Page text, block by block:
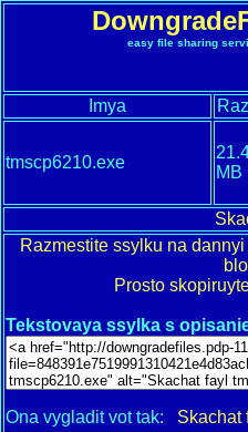
easy file sharing
Imya
tmscp6210.exe
MB
Razmestite ssylku na
Prosto
Tekstovaya ssylka s
Ona vygladit vot tak: Skachat